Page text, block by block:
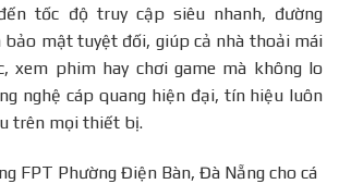
tốc độ truy cập siêu nhanh, đường
bảo mật tuyệt đối, giúp cả nhà thoải mái
xem phim hay chơi game mà không lo
nghệ cáp quang hiện đại, tín hiệu luôn
trên mọi thiết bị.
FPT Phường Điện Bàn, Đà Nẵng cho cá